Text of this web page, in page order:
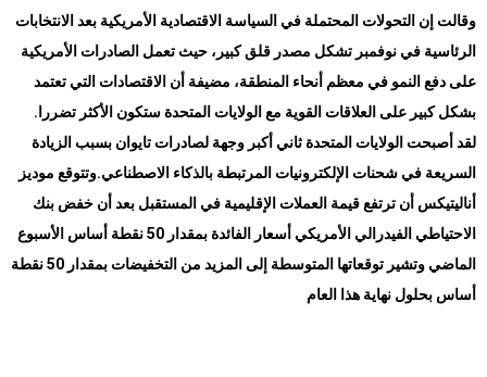
وقالت إن التحولات المحتملة في السياسة الاقتصادية الأمريكية بعد الانتخابات
الرئاسية في نوفمبر تشكل مصدر قلق كبير، حيث تعمل الصادرات الأمريكية
على دفع النمو في معظم أنحاء المنطقة، مضيفة أن الاقتصادات التي تعتمد
بشكل كبير على العلاقات القوية مع الولايات المتحدة ستكون الأكثر تضررا .
لقد أصبحت الولايات المتحدة ثاني أكبر وجهة لصادرات تايوان بسبب الزيادة
السريعة في شحنات الإلكترونيات المرتبطة بالذكاء الاصطناعي.وتتوقع موديز
أناليتيكس أن ترتفع قيمة العملات الإقليمية في المستقبل بعد أن خفض بنك
الاحتياطي الفيدرالي الأمريكي أسعار الفائدة بمقدار 50 نقطة أساس الأسبوع
الماضي وتشير توقعاتها المتوسطة إلى المزيد من التخفيضات بمقدار 50 نقطة
أساس بحلول نهاية هذا العام